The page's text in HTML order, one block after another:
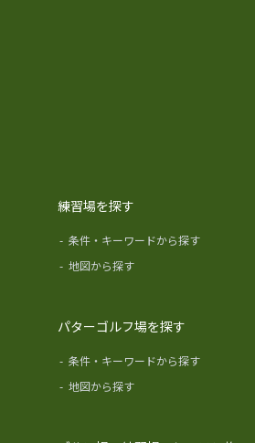
練習場を探す
- 条件・キーワードから探す
- 地図から探す
パターゴルフ場を探す
- 条件・キーワードから探す
- 地図から探す